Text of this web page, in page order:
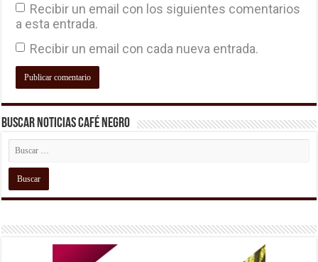
Recibir un email con los siguientes comentarios
a esta entrada.
Recibir un email con cada nueva entrada.
Buscar Noticias Café Negro